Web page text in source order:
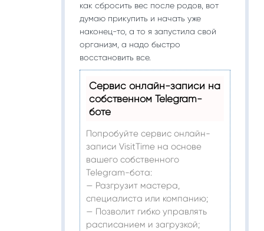
как сбросить вес после родов, вот
думаю прикупить и начать уже
наконец-то, а то я запустила свой
организм, а надо быстро
восстановить все.
Сервис онлайн-записи на
собственном Telegram-
боте
Попробуйте сервис онлайн-
записи VisitTime на основе
вашего собственного
Telegram-бота:
— Разгрузит мастера,
специалиста или компанию;
— Позволит гибко управлять
расписанием и загрузкой;